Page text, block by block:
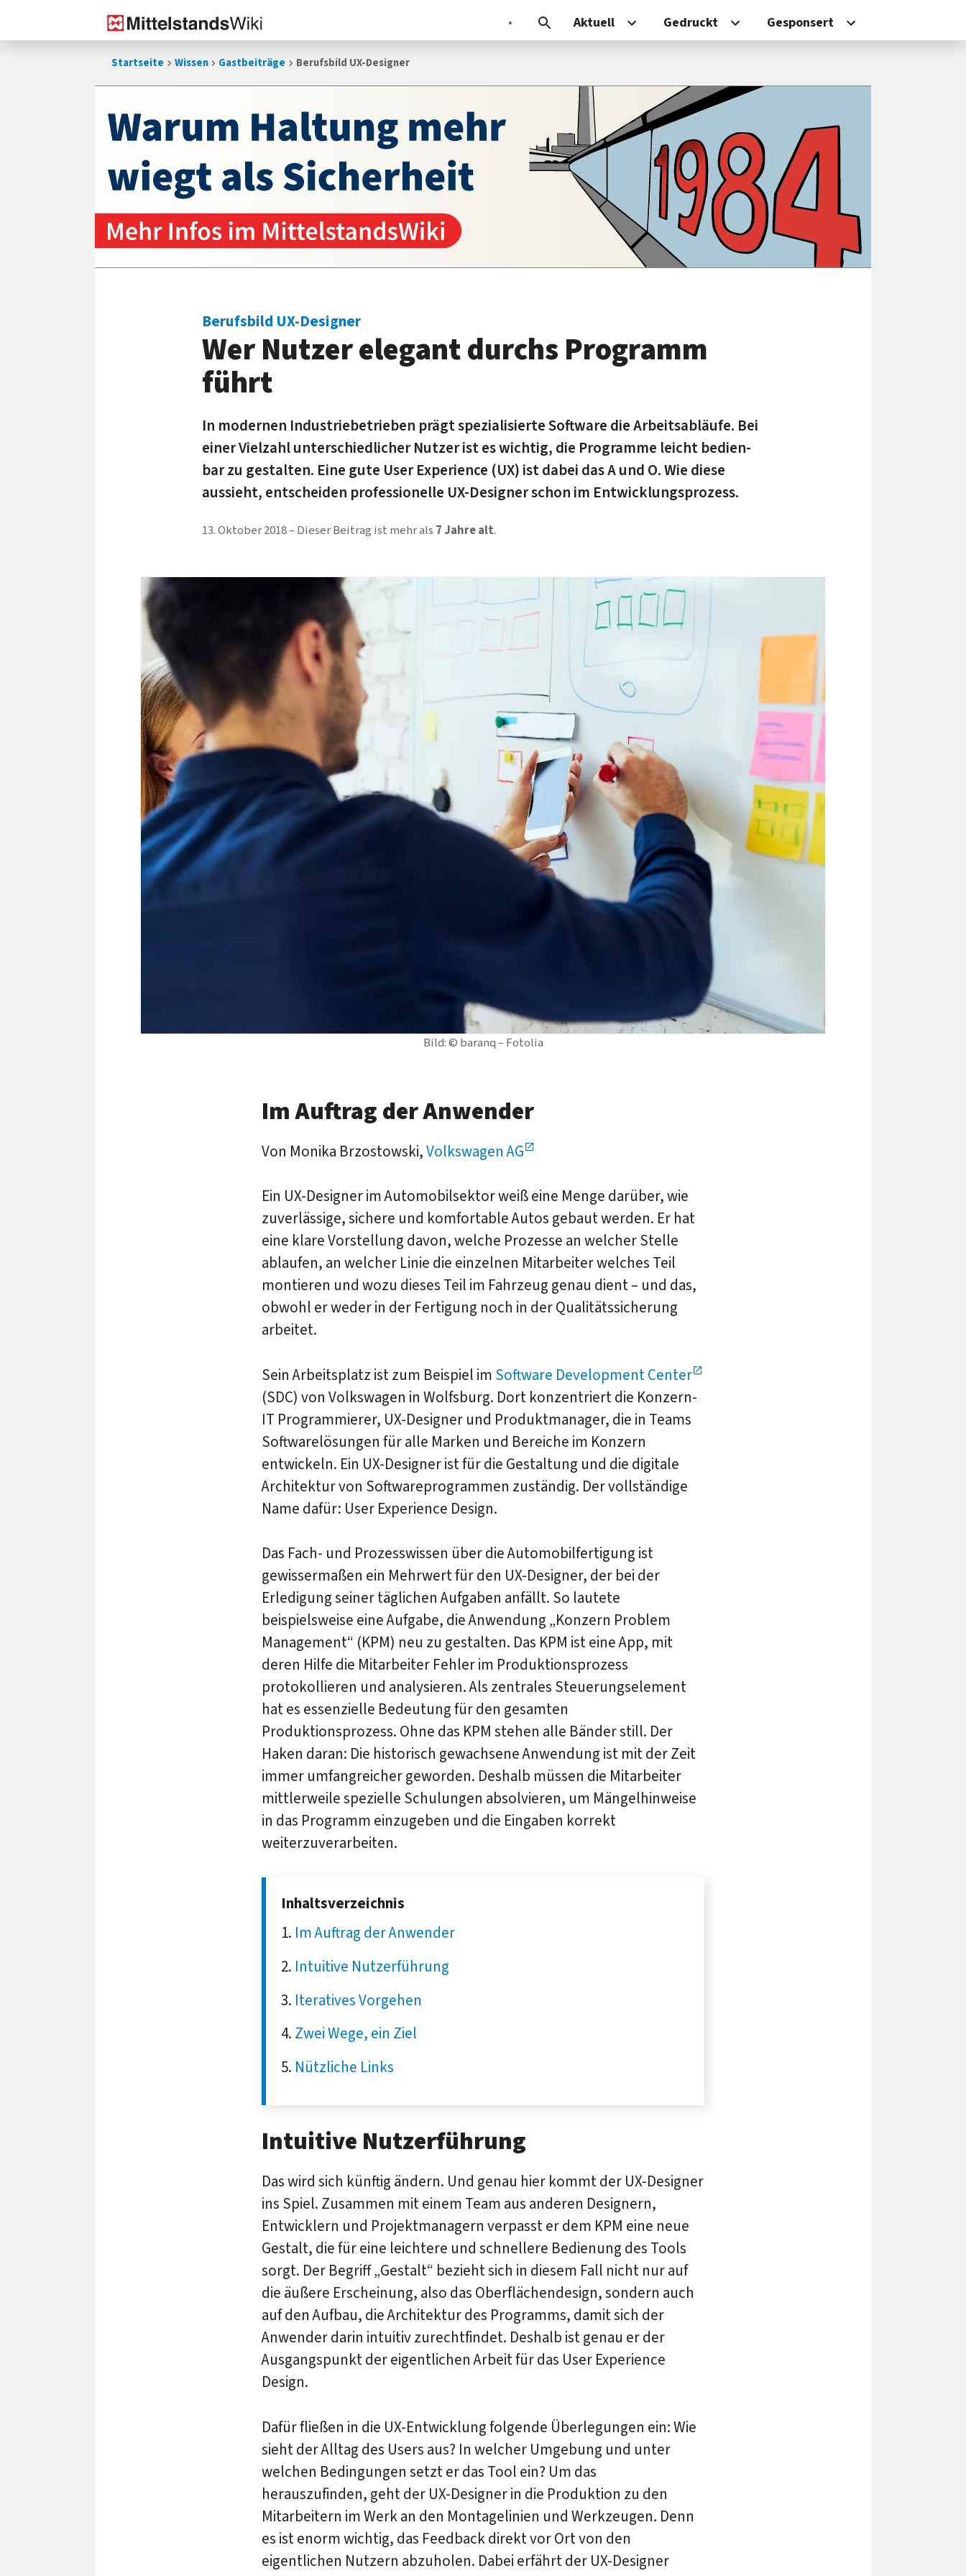
Aktuell Gedruckt Gesponsert
Startseite Wissen Gastbeiträge Berufsbild UX-Designer
Berufsbild UX-Designer
Wer Nutzer ele­gant durchs Pro­gramm
führt
In modernen Industrie­betrieben prägt spe­zia­li­sier­te Soft­ware die Arbeits­abläufe. Bei
einer Viel­zahl unter­schied­licher Nutzer ist es wichtig, die Pro­gram­me leicht be­dien­
bar zu ge­stalten. Eine gute User Ex­perience (UX) ist dabei das A und O. Wie diese
aussieht, ent­schei­den pro­fes­sio­nelle UX-Designer schon im Entwicklungsprozess.
13. Oktober 2018 Dieser Beitrag ist mehr als 7 Jahre alt.
Bild: © baranq – Fotolia
Im Auftrag der Anwender
Von Monika Brzostowski,Volkswagen AG
Ein UX-Designer im Automobilsektor weiß eine Menge darüber, wie
zuverlässige, sichere und komfortable Autos gebaut werden. Er hat
eine klare Vorstellung davon, welche Prozesse an welcher Stelle
ablaufen, an welcher Linie die einzelnen Mitarbeiter welches Teil
montieren und wozu dieses Teil im Fahrzeug genau dient – und das,
obwohl er weder in der Fertigung noch in der Qualitätssicherung
arbeitet.
Sein Arbeitsplatz ist zum Beispiel im Software Development Center
(SDC) von Volkswagen in Wolfsburg. Dort konzentriert die Konzern-
IT Programmierer, UX-Designer und Produktmanager, die in Teams
Softwarelösungen für alle Marken und Bereiche im Konzern
entwickeln. Ein UX-Designer ist für die Gestaltung und die digitale
Architektur von Softwareprogrammen zuständig. Der vollständige
Name dafür: User Experience Design.
Das Fach- und Prozesswissen über die Automobilfertigung ist
gewissermaßen ein Mehrwert für den UX-Designer, der bei der
Erledigung seiner täglichen Aufgaben anfällt. So lautete
beispielsweise eine Aufgabe, die Anwendung „Konzern Problem
Management“ (KPM) neu zu gestalten. Das KPM ist eine App, mit
deren Hilfe die Mitarbeiter Fehler im Produktionsprozess
protokollieren und analysieren. Als zentrales Steuerungselement
hat es essenzielle Bedeutung für den gesamten
Produktionsprozess. Ohne das KPM stehen alle Bänder still. Der
Haken daran: Die historisch gewachsene Anwendung ist mit der Zeit
immer umfangreicher geworden. Deshalb müssen die Mitarbeiter
mittlerweile spezielle Schulungen absolvieren, um Mängelhinweise
in das Programm einzugeben und die Eingaben korrekt
weiterzuverarbeiten.
Inhaltsverzeichnis
Im Auftrag der Anwender
Intuitive Nutzerführung
Iteratives Vorgehen
Zwei Wege, ein Ziel
Nützliche Links
Intuitive Nutzerführung
Das wird sich künftig ändern. Und genau hier kommt der UX-Designer
ins Spiel. Zusammen mit einem Team aus anderen Designern,
Entwicklern und Projektmanagern verpasst er dem KPM eine neue
Gestalt, die für eine leichtere und schnellere Bedienung des Tools
sorgt. Der Begriff „Gestalt“ bezieht sich in diesem Fall nicht nur auf
die äußere Erscheinung, also das Oberflächendesign, sondern auch
auf den Aufbau, die Architektur des Programms, damit sich der
Anwender darin intuitiv zurechtfindet. Deshalb ist genau er der
Ausgangspunkt der eigentlichen Arbeit für das User Experience
Design.
Dafür fließen in die UX-Entwicklung folgende Überlegungen ein: Wie
sieht der Alltag des Users aus? In welcher Umgebung und unter
welchen Bedingungen setzt er das Tool ein? Um das
herauszufinden, geht der UX-Designer in die Produktion zu den
Mitarbeitern im Werk an den Montagelinien und Werkzeugen. Denn
es ist enorm wichtig, das Feedback direkt vor Ort von den
eigentlichen Nutzern abzuholen. Dabei erfährt der UX-Designer